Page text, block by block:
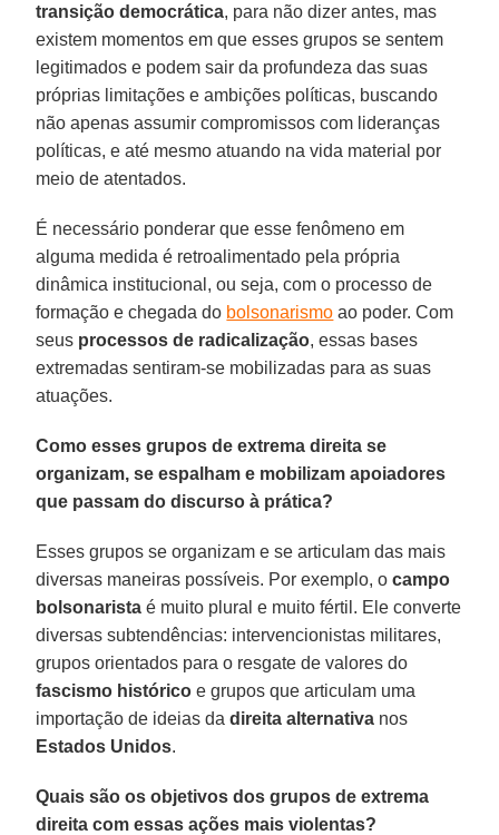
transição democrática, para não dizer antes, mas
existem momentos em que esses grupos se sentem
legitimados e podem sair da profundeza das suas
próprias limitações e ambições políticas, buscando
não apenas assumir compromissos com lideranças
políticas, e até mesmo atuando na vida material por
meio de atentados.
É necessário ponderar que esse fenômeno em
alguma medida é retroalimentado pela própria
dinâmica institucional, ou seja, com o processo de
formação e chegada do bolsonarismo ao poder. Com
seus processos de radicalização, essas bases
extremadas sentiram-se mobilizadas para as suas
atuações.
Como esses grupos de extrema direita se
organizam, se espalham e mobilizam apoiadores
que passam do discurso à prática?
Esses grupos se organizam e se articulam das mais
diversas maneiras possíveis. Por exemplo, o campo
bolsonarista é muito plural e muito fértil. Ele converte
diversas subtendências: intervencionistas militares,
grupos orientados para o resgate de valores do
fascismo histórico e grupos que articulam uma
importação de ideias dadireita alternativa nos
Estados Unidos.
Quais são os objetivos dos grupos de extrema
direita com essas ações mais violentas?